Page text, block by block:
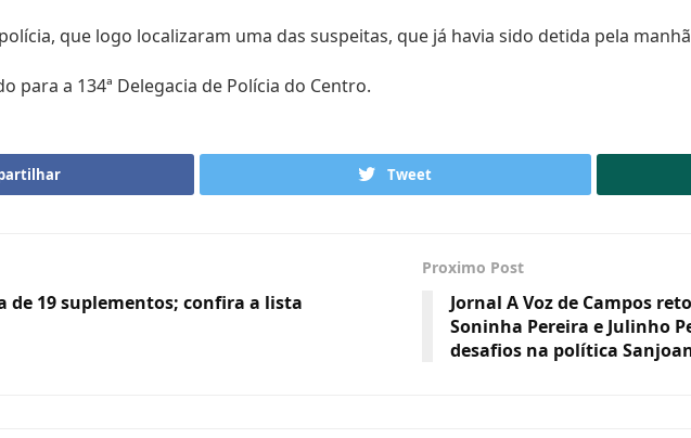
que logo localizaram uma das suspeitas, que já havia sido detida pela
para a 134ª Delegacia de Polícia do Centro.
Tweet
de 19 suplementos; confira a lista
Proximo Post
Jornal A Voz de Campos
Soninha Pereira e Julinho
desafios na política